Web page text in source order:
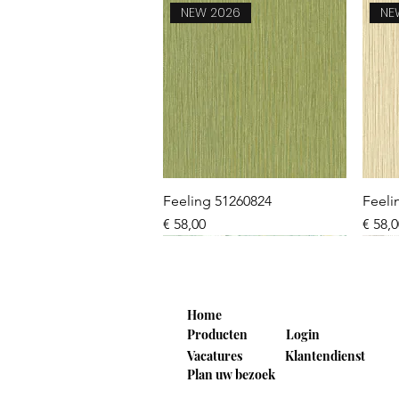
Snel overzicht
NEW 2026
Feeling 51260824
Prijs
€ 58,00
Prijs
€
Home
Producten
Vacatures
Login
Klantendienst
Plan uw bezoek